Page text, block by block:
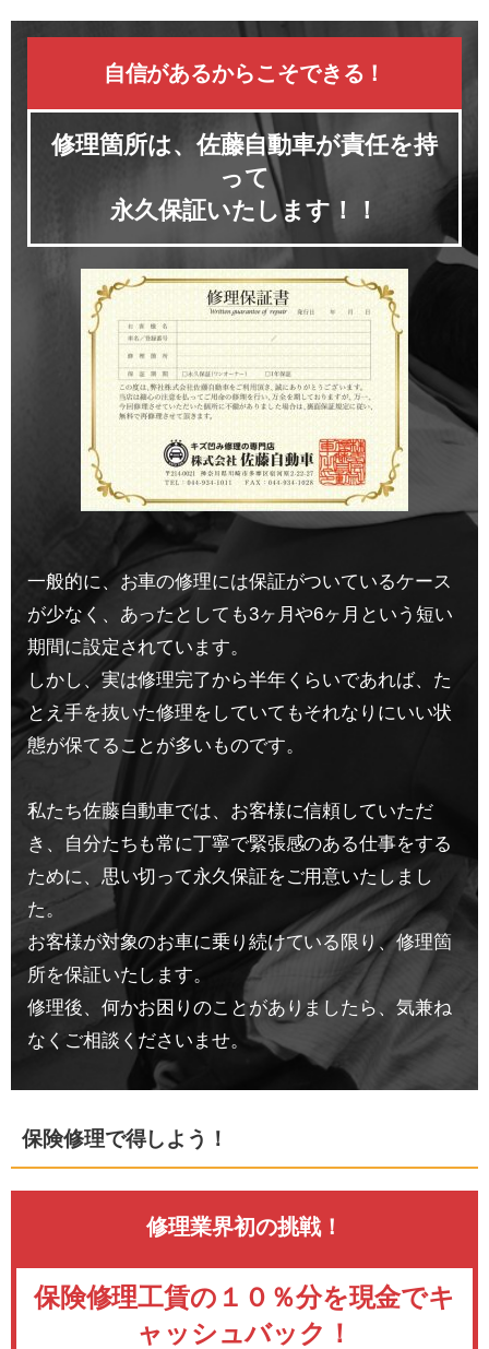
自信があるからこそできる！
修理箇所は、佐藤自動車が責任を持
って
永久保証いたします！！
一般的に、お車の修理には保証がついているケース
が少なく、あったとしても3ヶ月や6ヶ月という短い
期間に設定されています。
しかし、実は修理完了から半年くらいであれば、た
とえ手を抜いた修理をしていてもそれなりにいい状
態が保てることが多いものです。
私たち佐藤自動車では、お客様に信頼していただ
き、自分たちも常に丁寧で緊張感のある仕事をする
ために、思い切って永久保証をご用意いたしまし
た。
お客様が対象のお車に乗り続けている限り、修理箇
所を保証いたします。
修理後、何かお困りのことがありましたら、気兼ね
なくご相談くださいませ。
保険修理で得しよう！
修理業界初の挑戦！
保険修理工賃の１０％分を現金でキ
ャッシュバック！